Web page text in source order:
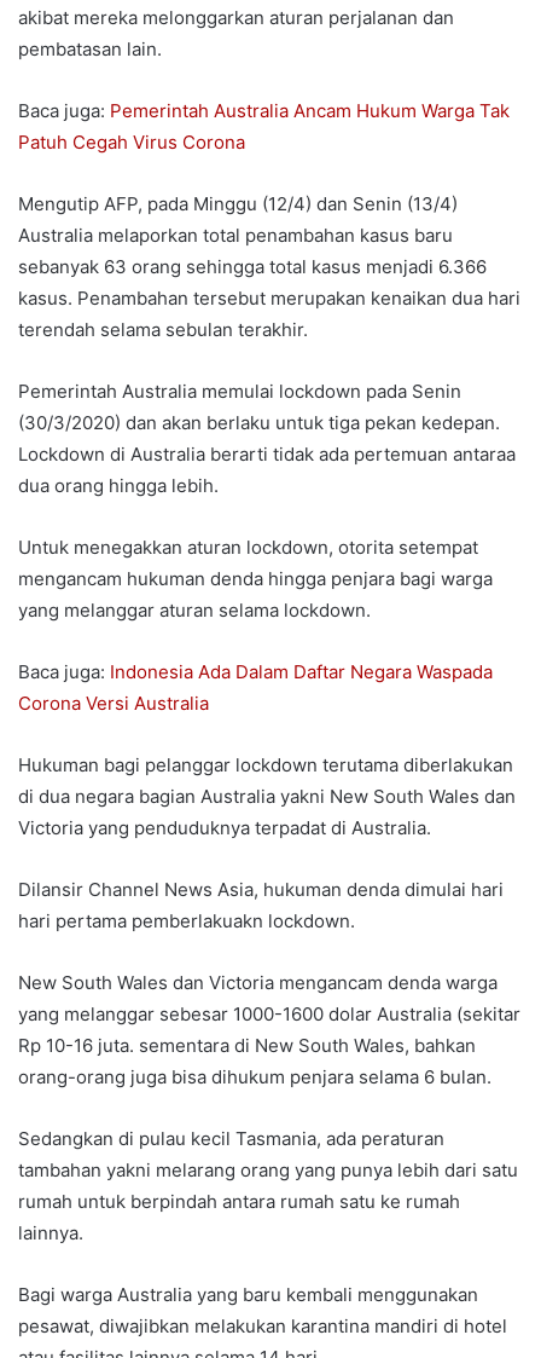
akibat mereka melonggarkan aturan perjalanan dan
pembatasan lain.
Baca juga: Pemerintah Australia Ancam Hukum Warga Tak
Patuh Cegah Virus Corona
Mengutip AFP, pada Minggu (12/4) dan Senin (13/4)
Australia melaporkan total penambahan kasus baru
sebanyak 63 orang sehingga total kasus menjadi 6.366
kasus. Penambahan tersebut merupakan kenaikan dua hari
terendah selama sebulan terakhir.
Pemerintah Australia memulai lockdown pada Senin
(30/3/2020) dan akan berlaku untuk tiga pekan kedepan.
Lockdown di Australia berarti tidak ada pertemuan antaraa
dua orang hingga lebih.
Untuk menegakkan aturan lockdown, otorita setempat
mengancam hukuman denda hingga penjara bagi warga
yang melanggar aturan selama lockdown.
Baca juga: Indonesia Ada Dalam Daftar Negara Waspada
Corona Versi Australia
Hukuman bagi pelanggar lockdown terutama diberlakukan
di dua negara bagian Australia yakni New South Wales dan
Victoria yang penduduknya terpadat di Australia.
Dilansir Channel News Asia, hukuman denda dimulai hari
hari pertama pemberlakuakn lockdown.
New South Wales dan Victoria mengancam denda warga
yang melanggar sebesar 1000-1600 dolar Australia (sekitar
Rp 10-16 juta. sementara di New South Wales, bahkan
orang-orang juga bisa dihukum penjara selama 6 bulan.
Sedangkan di pulau kecil Tasmania, ada peraturan
tambahan yakni melarang orang yang punya lebih dari satu
rumah untuk berpindah antara rumah satu ke rumah
lainnya.
Bagi warga Australia yang baru kembali menggunakan
pesawat, diwajibkan melakukan karantina mandiri di hotel